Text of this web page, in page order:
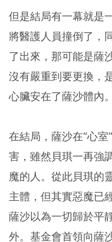
但是結局有一幕就是
將醫護人員撞倒了，
了出來，那可能是薩
沒有嚴重到要更換，
心臟安在了薩沙體內。
在結局，薩沙在“心室
害，雖然貝琪一再強
魔的人。從此貝琪的
主體，但其實惡魔已
薩沙以為一切歸於平
外。基金會首領向薩